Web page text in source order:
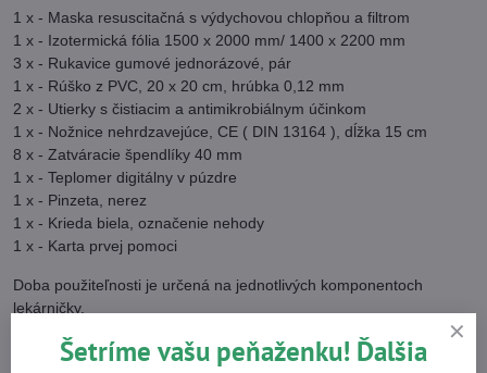
1 x - Maska resuscitačná s výdychovou chlopňou a filtrom
1 x - Izotermická fólia 1500 x 2000 mm/ 1400 x 2200 mm
3 x - Rukavice gumové jednorázové, pár
1 x - Rúško z PVC, 20 x 20 cm, hrúbka 0,12 mm
2 x - Utierky s čistiacim a antimikrobiálnym účinkom
1 x - Nožnice nehrdzavejúce, CE ( DIN 13164 ), dĺžka 15 cm
8 x - Zatváracie špendlíky 40 mm
1 x - Teplomer digitálny v púzdre
1 x - Pinzeta, nerez
1 x - Krieda biela, označenie nehody
1 x - Karta prvej pomoci
Doba použiteľnosti je určená na jednotlivých komponentoch
lekárničky.
Viac z kategórie
Šetríme vašu peňaženku! Ďalšia